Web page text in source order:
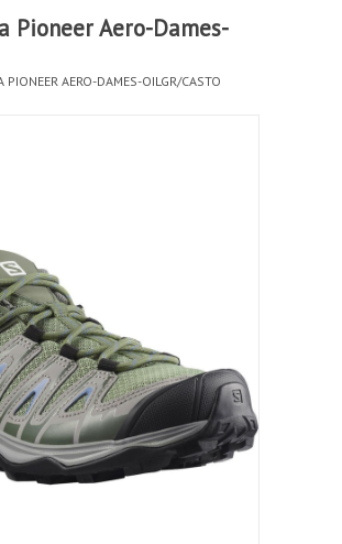
Pioneer Aero-Dames-
PIONEER AERO-DAMES-OILGR/CASTO